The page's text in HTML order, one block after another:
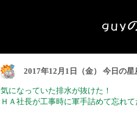
2017年12月1日（金） 今日の
気になっていた排水が抜けた！
ＨＡ社長が工事時に軍手詰めて忘れ